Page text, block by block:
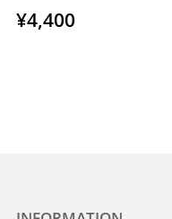
通
常
¥4,400